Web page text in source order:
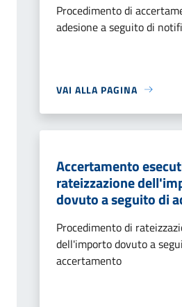
Procedimento di
adesione a seguito di
VAI ALLA PAGINA
Accertamento
rateizzazione
dovuto a seguito di
Procedimento di
dell'importo dovuto a
accertamento